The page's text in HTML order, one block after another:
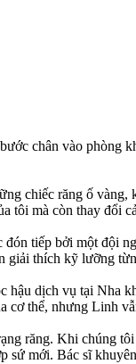
chân vào phòng
chiếc răng ố
tôi mà còn thay đổi
tiếp bởi một đội
giải thích kỹ lưỡng
dịch vụ tại Nha
thể, nhưng Linh
răng. Khi chúng
mới. Bác sĩ